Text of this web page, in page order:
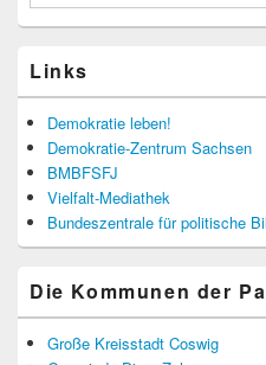
Links
Demokratie leben!
Demokratie-Zentrum Sachsen
BMBFSFJ
Vielfalt-Mediathek
Bundeszentrale für politische
Die Kommunen der
Große Kreisstadt Coswig